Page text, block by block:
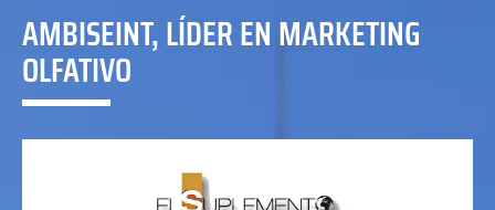
AMBISEINT, LÍDER EN MARKETING
OLFATIVO